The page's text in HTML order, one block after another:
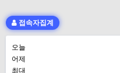
접속자집계
오늘
어제
최대